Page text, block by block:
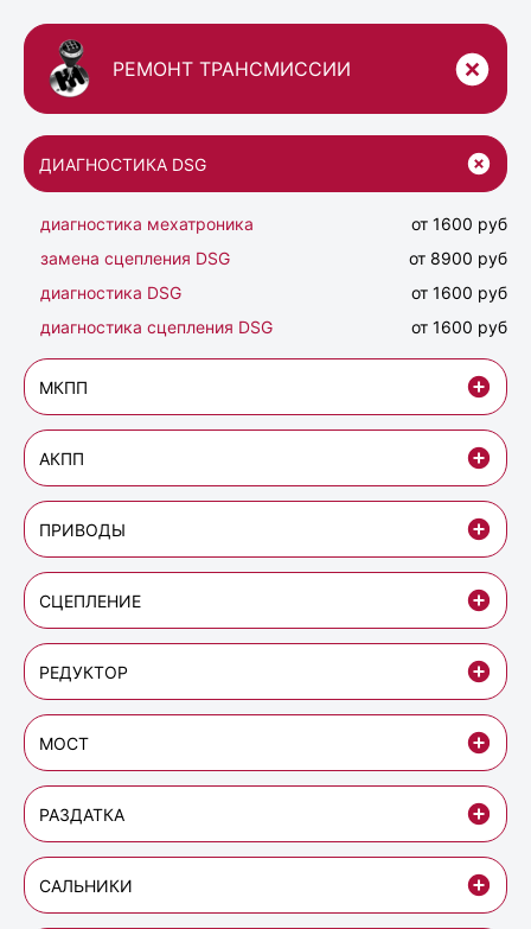
РЕМОНТ ТРАНСМИССИИ
ДИАГНОСТИКА DSG
диагностика мехатроника
от 1600 руб
замена сцепления DSG
от 8900 руб
диагностика DSG
от 1600 руб
диагностика сцепления DSG
от 1600 руб
МКПП
АКПП
ПРИВОДЫ
СЦЕПЛЕНИЕ
РЕДУКТОР
МОСТ
РАЗДАТКА
САЛЬНИКИ